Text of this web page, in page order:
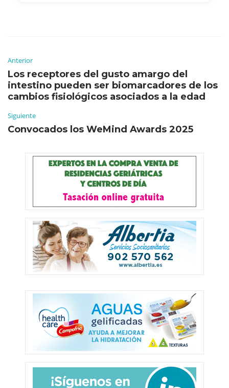
Anterior
Los receptores del gusto amargo del
intestino pueden ser biomarcadores de los
cambios fisiológicos asociados a la edad
Siguiente
Convocados los WeMind Awards 2025